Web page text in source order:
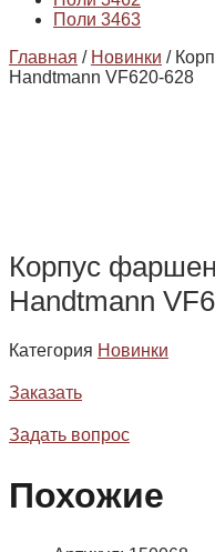
Поли 3463
Главная / Новинки /
Handtmann VF620-628
Корпус
Handtmann
Категория Новинки
Заказать
Задать вопрос
Похожие